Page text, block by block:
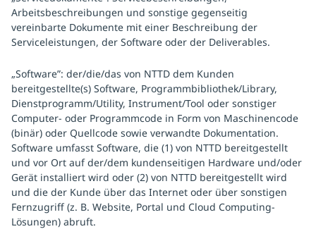
Arbeitsbeschreibungen und sonstige gegenseitig
vereinbarte Dokumente mit einer Beschreibung der
Serviceleistungen, der Software oder der Deliverables.
„Software”: der/die/das von NTTD dem Kunden
bereitgestellte(s) Software, Programmbibliothek/Library,
Dienstprogramm/Utility, Instrument/Tool oder sonstiger
Computer- oder Programmcode in Form von Maschinencode
(binär) oder Quellcode sowie verwandte Dokumentation.
Software umfasst Software, die (1) von NTTD bereitgestellt
und vor Ort auf der/dem kundenseitigen Hardware und/oder
Gerät installiert wird oder (2) von NTTD bereitgestellt wird
und die der Kunde über das Internet oder über sonstigen
Fernzugriff (z. B. Website, Portal und Cloud Computing-
Lösungen) abruft.